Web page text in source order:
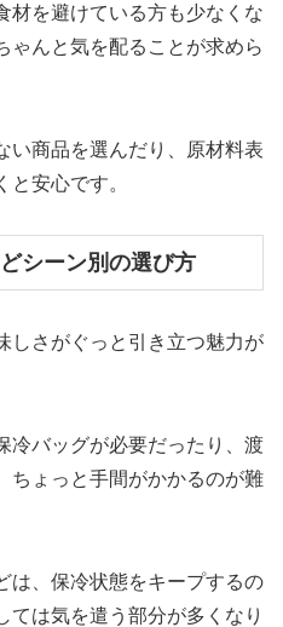
材を避けている方も少なくな
ゃんと気を配ることが求めら
い商品を選んだり、原材料表
安心です。
シーン別の選び方
しさがぐっと引き立つ魅力が
冷バッグが必要だったり、渡
ちょっと手間がかかるのが難
は、保冷状態をキープするの
ては気を遣う部分が多くなり